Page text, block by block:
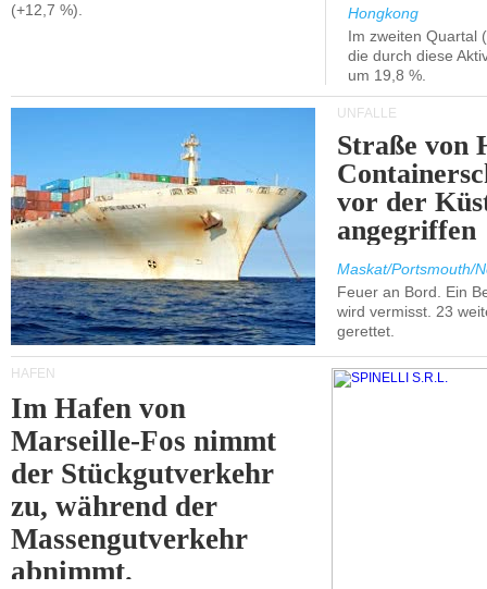
(+12,7 %).
Hongkong
Im zweiten Quartal
die durch diese
um 19,8 %.
UNFÄLLE
Straße von
vor der
angegriffen
Maskat/Portsmouth/
Feuer an Bord. Ein
wird vermisst. 23
gerettet.
HÄFEN
Im Hafen von
Marseille-Fos nimmt
der Stückgutverkehr
zu, während der
Massengutverkehr
abnimmt.